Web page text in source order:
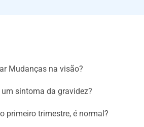
Mudanças na visão?
sintoma da gravidez?
primeiro trimestre, é normal?